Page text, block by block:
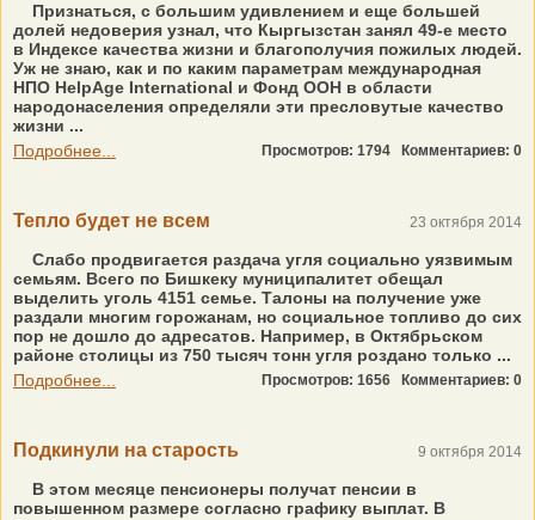
Признаться, с большим удивлением и еще большей
долей недоверия узнал, что Кыргызстан занял 49-е место
в Индексе качества жизни и благополучия пожилых людей.
Уж не знаю, как и по каким параметрам международная
НПО HelpAge International и Фонд ООН в области
народонаселения определяли эти пресловутые качество
жизни ...
Подробнее...
Просмотров: 1794 Комментариев: 0
Тепло будет не всем 23 октября 2014
Слабо продвигается раздача угля социально уязвимым
семьям. Всего по Бишкеку муниципалитет обещал
выделить уголь 4151 семье. Талоны на получение уже
раздали многим горожанам, но социальное топливо до сих
пор не дошло до адресатов. Например, в Октябрьском
районе столицы из 750 тысяч тонн угля роздано только ...
Подробнее...
Просмотров: 1656 Комментариев: 0
Подкинули на старость 9 октября 2014
В этом месяце пенсионеры получат пенсии в
повышенном размере согласно графику выплат. В